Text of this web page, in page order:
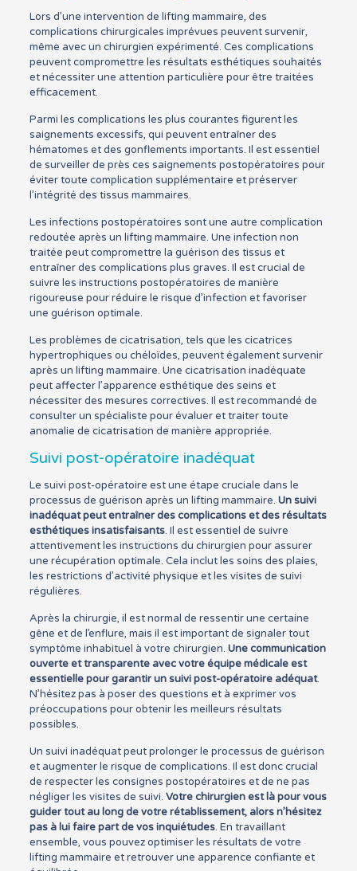
Lors d’une intervention de lifting mammaire, des
complications chirurgicales imprévues peuvent survenir,
même avec un chirurgien expérimenté. Ces complications
peuvent compromettre les résultats esthétiques souhaités
et nécessiter une attention particulière pour être traitées
efficacement.
Parmi les complications les plus courantes figurent les
saignements excessifs, qui peuvent entraîner des
hématomes et des gonflements importants. Il est essentiel
de surveiller de près ces saignements postopératoires pour
éviter toute complication supplémentaire et préserver
l’intégrité des tissus mammaires.
Les infections postopératoires sont une autre complication
redoutée après un lifting mammaire. Une infection non
traitée peut compromettre la guérison des tissus et
entraîner des complications plus graves. Il est crucial de
suivre les instructions postopératoires de manière
rigoureuse pour réduire le risque d’infection et favoriser
une guérison optimale.
Les problèmes de cicatrisation, tels que les cicatrices
hypertrophiques ou chéloïdes, peuvent également survenir
après un lifting mammaire. Une cicatrisation inadéquate
peut affecter l’apparence esthétique des seins et
nécessiter des mesures correctives. Il est recommandé de
consulter un spécialiste pour évaluer et traiter toute
anomalie de cicatrisation de manière appropriée.
Suivi post-opératoire inadéquat
Le suivi post-opératoire est une étape cruciale dans le
processus de guérison après un lifting mammaire. Un suivi
inadéquat peut entraîner des complications et des résultats
esthétiques insatisfaisants. Il est essentiel de suivre
attentivement les instructions du chirurgien pour assurer
une récupération optimale. Cela inclut les soins des plaies,
les restrictions d’activité physique et les visites de suivi
régulières.
Après la chirurgie, il est normal de ressentir une certaine
gêne et de l’enflure, mais il est important de signaler tout
symptôme inhabituel à votre chirurgien. Une communication
ouverte et transparente avec votre équipe médicale est
essentielle pour garantir un suivi post-opératoire adéquat.
N’hésitez pas à poser des questions et à exprimer vos
préoccupations pour obtenir les meilleurs résultats
possibles.
Un suivi inadéquat peut prolonger le processus de guérison
et augmenter le risque de complications. Il est donc crucial
de respecter les consignes postopératoires et de ne pas
négliger les visites de suivi. Votre chirurgien est là pour vous
guider tout au long de votre rétablissement, alors n’hésitez
pas à lui faire part de vos inquiétudes. En travaillant
ensemble, vous pouvez optimiser les résultats de votre
lifting mammaire et retrouver une apparence confiante et